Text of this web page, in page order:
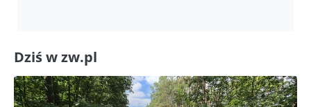
Dziś w zw.pl